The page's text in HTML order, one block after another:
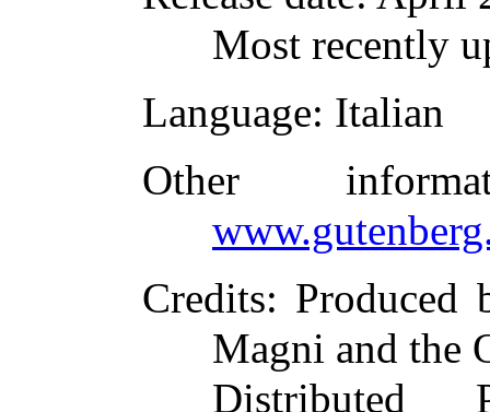
Most recently
Language: Italian
Other
Credits: Produced
Magni and the
Distributed